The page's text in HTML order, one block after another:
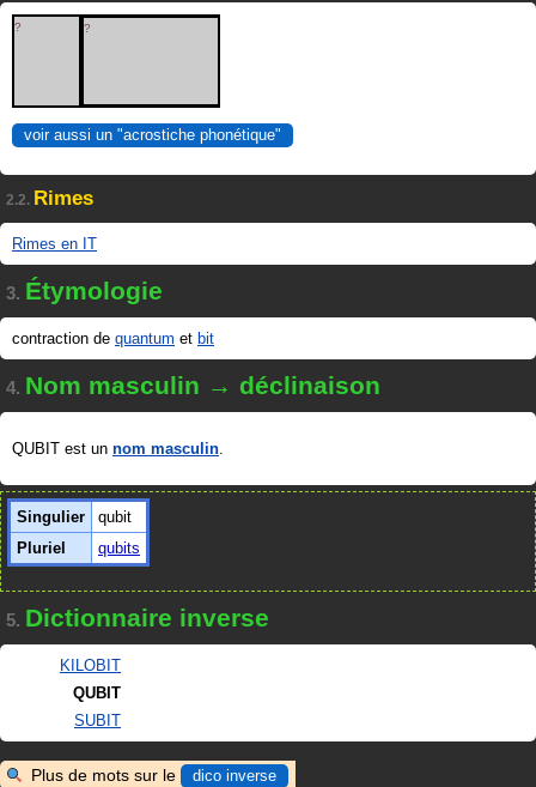
? ?
voir aussi un "acrostiche phonétique"
2.2. Rimes
Rimes en IT
3. Étymologie
contraction de quantum et bit
4. Nom masculin → déclinaison
QUBIT est un nom masculin.
Singulier
qubit
Pluriel
qubits
5. Dictionnaire inverse
KILOBIT
QUBIT
SUBIT
Plus de mots sur le dico inverse